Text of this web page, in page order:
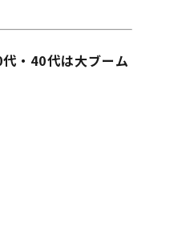
・40代は大ブーム